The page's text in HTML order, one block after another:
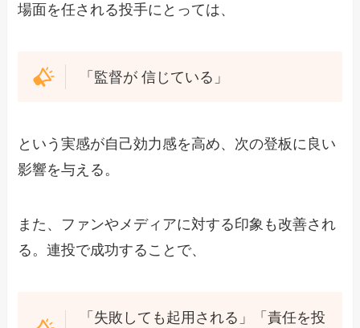
場面を任される投手にとっては、
「監督が 信じている」
という実感が自己効力感を高め、次の登板に良い
影響を与える。
また、ファンやメディアに対する印象も改善され
る。連投で成功することで、
「失敗しても起用される」「責任を投